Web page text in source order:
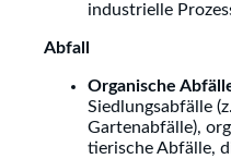
industrielle
Abfall
Organische
Siedlungsabfälle
Gartenabfälle),
tierische Abfälle,